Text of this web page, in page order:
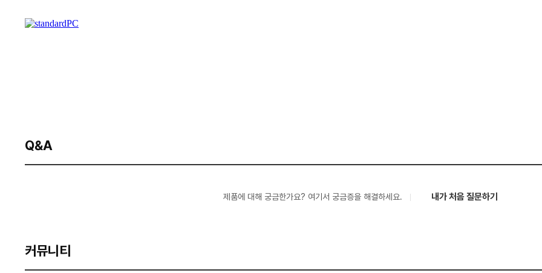
Q&A
제품에 대해 궁금한가요? 여기서 궁금증을 해결하세요. 내가 처음 질문하기
커뮤니티